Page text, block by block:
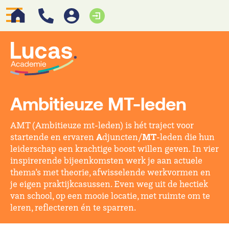
Ambitieuze MT-leden
AMT (Ambitieuze mt-leden) is hét traject voor
startende en ervarenAdjuncten/MT-leden die hun
leiderschap een krachtige boost willen geven. In vier
inspirerende bijeenkomsten werk je aan actuele
thema’s met theorie, afwisselende werkvormen en
je eigen praktijkcasussen. Even weg uit de hectiek
van school, op een mooie locatie, met ruimte om te
leren, reflecteren én te sparren.